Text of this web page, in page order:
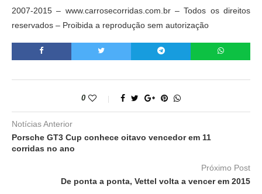
2007-2015 – www.carrosecorridas.com.br – Todos os direitos
reservados – Proibida a reprodução sem autorização
0
Notícias Anterior
Porsche GT3 Cup conhece oitavo vencedor em 11
corridas no ano
Próximo Post
De ponta a ponta, Vettel volta a vencer em 2015